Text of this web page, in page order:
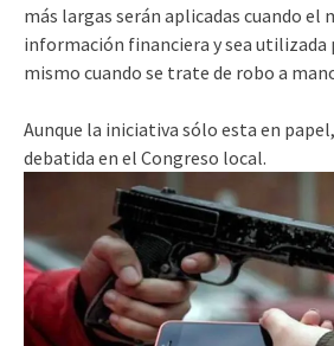
más largas serán aplicadas cuando el
información financiera y sea utilizada
mismo cuando se trate de robo a
Aunque la iniciativa sólo esta en
debatida en el Congreso local.